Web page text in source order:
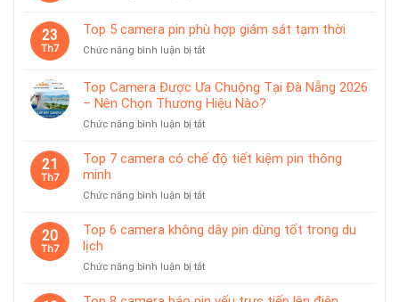
tiện
sạc
8
camera
dùng
chống
nước
IP65
23
Th7
Top 5 camera pin phù hợp giám sát tạm thời
Chức năng bình luận bị tắtở
5
camera
pin
phù
giám
thời
Top Camera Được Ưa Chuộng Tại Đà Nẵng 2026
– Nên Chọn Thương Hiệu Nào?
Chức năng bình luận bị tắtở
Camera
Được
Chuộng
Đà
21
Th7
Top 7 camera có chế độ tiết kiệm pin thông
minh
Chức năng bình luận bị tắtở
camera
chế
20
Th7
Top 6 camera không dây pin dùng tốt trong du
lịch
Chức năng bình luận bị tắtở
6